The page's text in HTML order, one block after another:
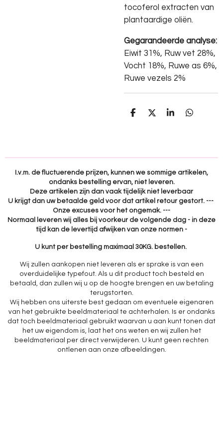
tocoferol extracten van
plantaardige oliën.
Gegarandeerde analyse:
Eiwit 31%, Ruw vet 28%,
Vocht 18%, Ruwe as 6%,
Ruwe vezels 2%
D
D
S
D
I.v.m. de fluctuerende prijzen, kunnen we sommige artikelen,
ondanks bestelling ervan, niet leveren.
Deze artikelen zijn dan vaak tijdelijk niet leverbaar
U krijgt dan uw betaalde geld voor dat artikel retour gestort. ---
Onze excuses voor het ongemak. ---
Normaal leveren wij alles bij voorkeur de volgende dag - in deze
tijd kan de levertijd afwijken van onze normen -
U kunt per bestelling maximaal 30KG. bestellen.
Wij zullen aankopen niet leveren als er sprake is van een
overduidelijke typefout. Als u dit product toch besteld en
betaald, dan zullen wij u op de hoogte brengen en uw betaling
terugstorten.
Wij hebben ons uiterste best gedaan om eventuele eigenaren
van het gebruikte beeldmateriaal te achterhalen. Is er ondanks
dat toch beeldmateriaal gebruikt waarvan u aan kunt tonen dat
het uw eigendom is, laat het ons weten en wij zullen het
beeldmateriaal per direct verwijderen. U kunt geen rechten
ontlenen aan onze afbeeldingen.